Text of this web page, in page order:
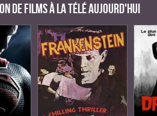
de films à la télé aujourd'hui